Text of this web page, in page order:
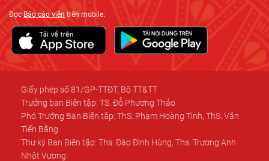
ĐọcBáo cáo viên trên mobile:
Giấy phép số 81/GP-TTĐT, Bộ TT&TT
Trưởng ban Biên tập: TS. Đỗ Phương Thảo
Phó Trưởng Ban Biên tập: ThS. Phạm Hoàng Tinh, ThS. Văn
Tiến Bằng
Thư ký Ban Biên tập: Ths. Đào Đình Hùng, Ths. Trương Anh
Nhật Vương